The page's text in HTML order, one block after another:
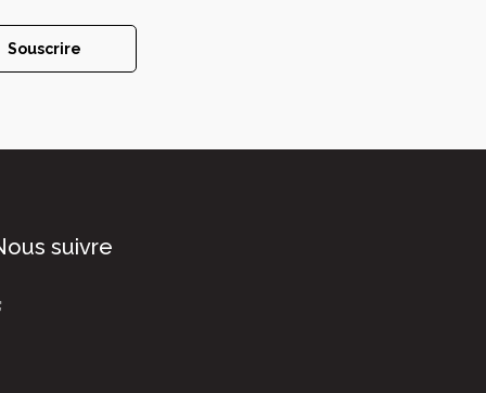
Souscrire
suivre